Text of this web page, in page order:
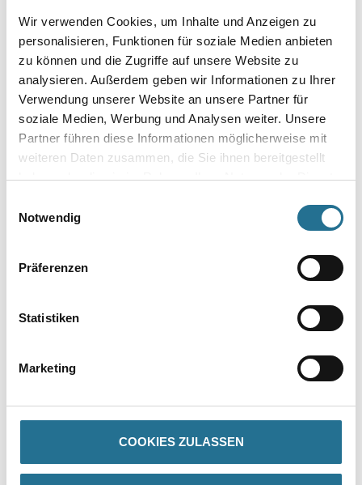
Wir verwenden Cookies, um Inhalte und Anzeigen zu
personalisieren, Funktionen für soziale Medien anbieten
zu können und die Zugriffe auf unsere Website zu
analysieren. Außerdem geben wir Informationen zu Ihrer
Verwendung unserer Website an unsere Partner für
soziale Medien, Werbung und Analysen weiter. Unsere
Partner führen diese Informationen möglicherweise mit
weiteren Daten zusammen, die Sie ihnen bereitgestellt
haben oder die sie im Rahmen Ihrer Nutzung der Dienste
Notwendig
Präferenzen
Statistiken
Marketing
COOKIES ZULASSEN
Papierfilter für Turboabsaugung mit Halterung. Für RS 300, RS 3, RS
200, RS 2, ET 2.
Umrechnungsfaktoren
- SB-verpackt
ZUSATZINFOS
GEFAHRENHINWEISE